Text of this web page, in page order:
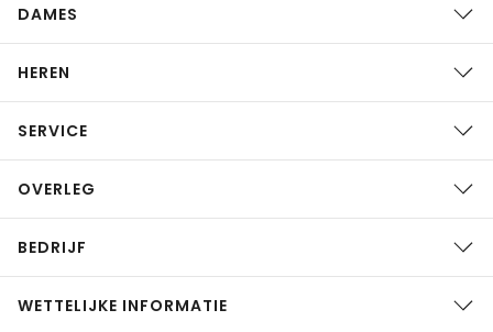
DAMES
HEREN
SERVICE
OVERLEG
BEDRIJF
WETTELIJKE INFORMATIE